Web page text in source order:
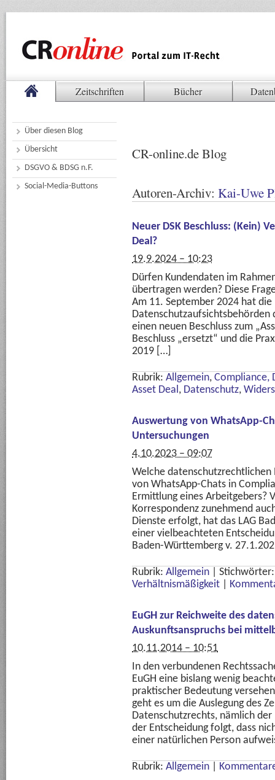
Zeitschriften Bücher
Über diesen Blog
Übersicht
DSGVO & BDSG n.F.
Social-Media-Buttons
CR-online.de Blog
Autoren-Archiv: Kai-Uwe
Neuer DSK Beschluss: (Kein)
Deal?
19.9.2024 – 10:23
Dürfen Kundendaten im
übertragen werden? Diese
Am 11. September 2024 hat
Datenschutzaufsichtsbehörden
einen neuen Beschluss zum
Beschluss „ersetzt“ und die
2019 […]
Rubrik: Allgemein, Compliance,
Asset Deal, Datenschutz,
Auswertung von WhatsApp-
Untersuchungen
4.10.2023 – 09:07
Welche datenschutzrechtlichen
von WhatsApp-Chats in
Ermittlung eines Arbeitgebers?
Korrespondenz zunehmend
Dienste erfolgt, hat das LAG
einer vielbeachteten
Baden-Württemberg v.
Rubrik: Allgemein
Verhältnismäßigkeit
EuGH zur Reichweite des
Auskunftsanspruchs bei
10.11.2014 – 10:51
In den verbundenen
EuGH eine bislang wenig
praktischer Bedeutung
geht es um die Auslegung des
Datenschutzrechts, nämlich
der Entscheidung folgt, dass
einer natürlichen Person
Rubrik: Allgemein